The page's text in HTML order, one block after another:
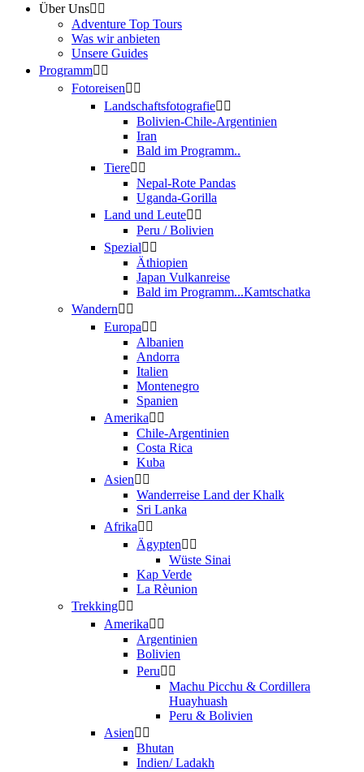
Über Uns
Adventure Top Tours
Was wir anbieten
Unsere Guides
Programm
Fotoreisen
Landschaftsfotografie
Bolivien-Chile-Argentinien
Iran
Bald im Programm..
Tiere
Nepal-Rote Pandas
Uganda-Gorilla
Land und Leute
Peru / Bolivien
Spezial
Äthiopien
Japan Vulkanreise
Bald im Programm...Kamtschatka
Wandern
Europa
Albanien
Andorra
Italien
Montenegro
Spanien
Amerika
Chile-Argentinien
Costa Rica
Kuba
Asien
Wanderreise Land der Khalk
Sri Lanka
Afrika
Ägypten
Wüste Sinai
Kap Verde
La Rèunion
Trekking
Amerika
Argentinien
Bolivien
Peru
Machu Picchu & Cordillera
Huayhuash
Peru & Bolivien
Asien
Bhutan
Indien/ Ladakh